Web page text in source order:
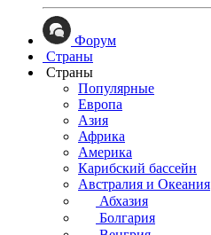
Форум
Страны
Страны
Популярные
Европа
Азия
Африка
Америка
Карибский бассейн
Австралия и Океания
Абхазия
Болгария